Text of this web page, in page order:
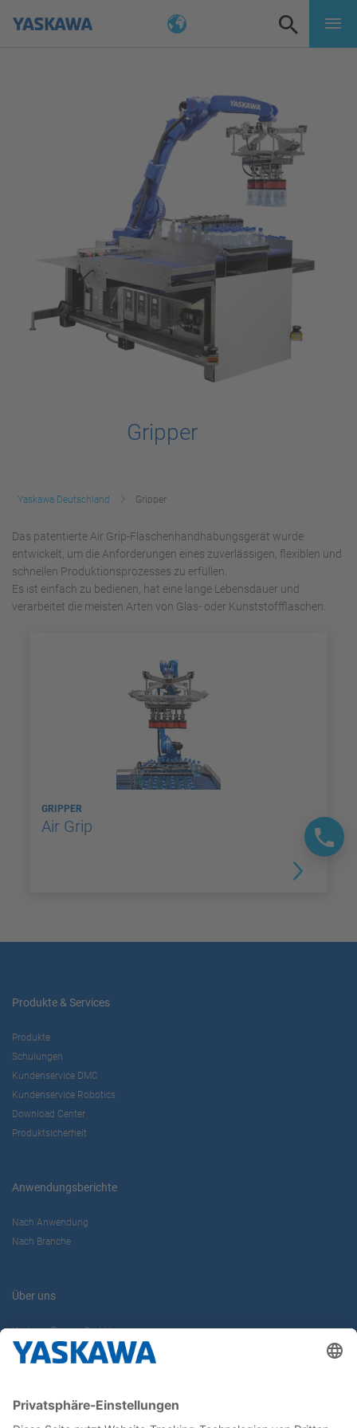
Gripper
Yaskawa Deutschland Gripper
Das patentierte Air Grip-Flaschenhandhabungsgerät wurde
entwickelt, um die Anforderungen eines zuverlässigen, flexiblen und
schnellen Produktionsprozesses zu erfüllen.
Es ist einfach zu bedienen, hat eine lange Lebensdauer und
verarbeitet die meisten Arten von Glas- oder Kunststoffflaschen.
GRIPPER
Air Grip
Produkte & Services
Produkte
Schulungen
Kundenservice DMC
Kundenservice Robotics
Download Center
Produktsicherheit
Anwendungsberichte
Nach Anwendung
Nach Branche
Über uns
Yaskawa Europe GmbH
Karriere
Newsletter